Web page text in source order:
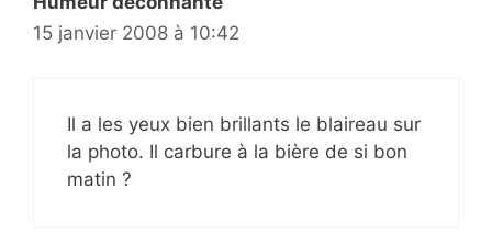
15 janvier 2008 à 10:42
Il a les yeux bien brillants le blaireau sur
la photo. Il carbure à la bière de si bon
matin ?